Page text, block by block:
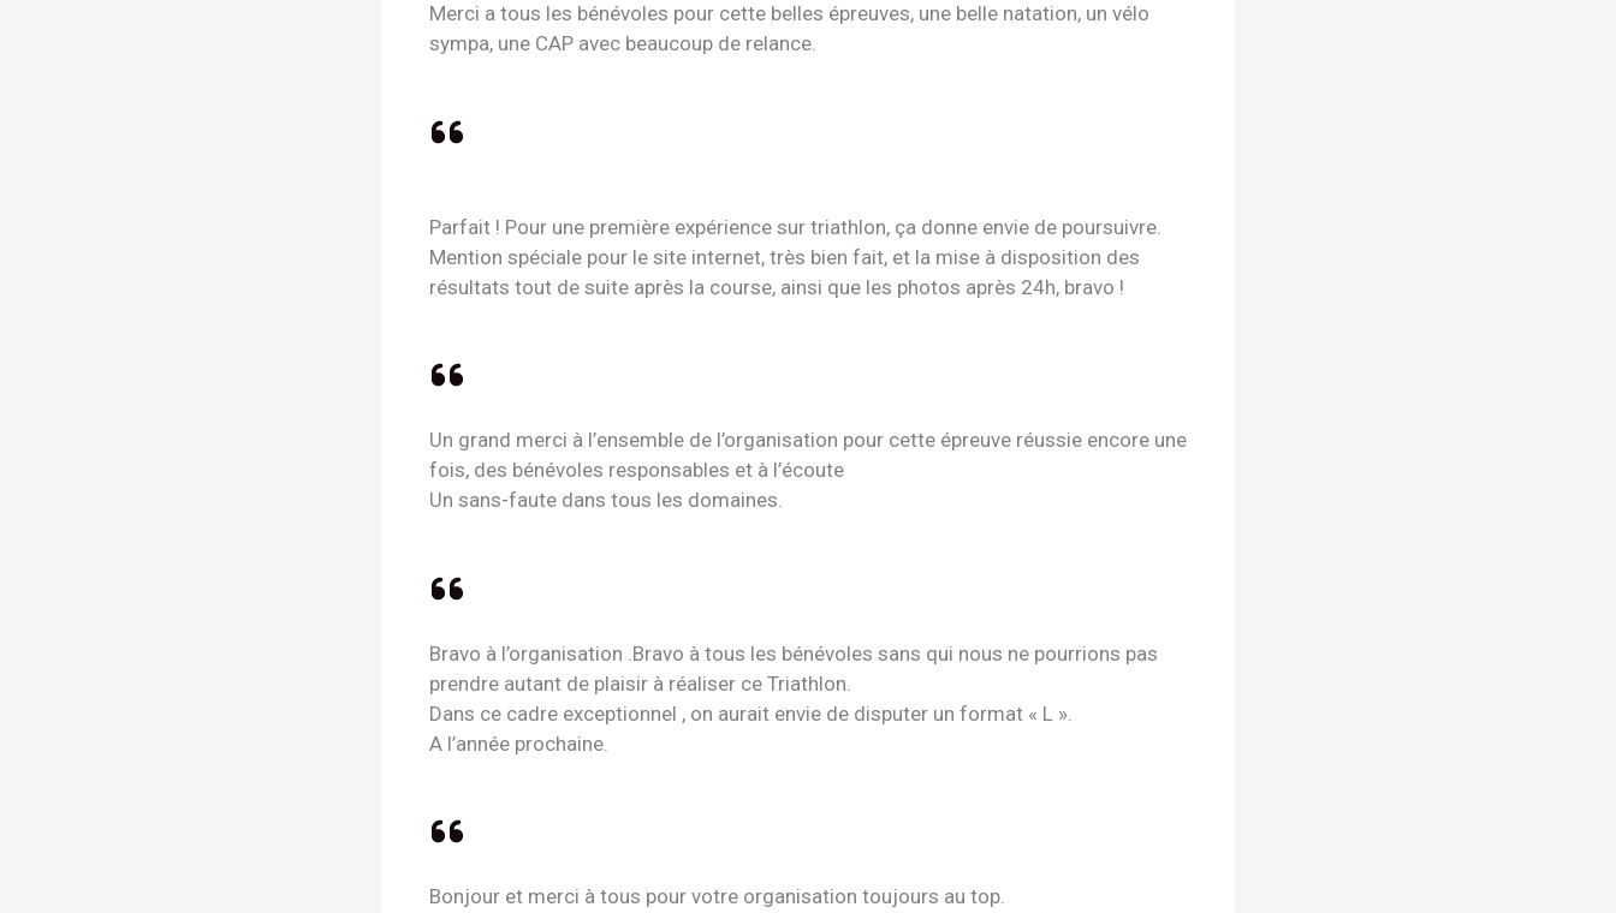
Merci a tous les bénévoles pour cette belles épreuves, une belle natation, un vélo
sympa, une CAP avec beaucoup de relance.
Parfait ! Pour une première expérience sur triathlon, ça donne envie de poursuivre.
Mention spéciale pour le site internet, très bien fait, et la mise à disposition des
résultats tout de suite après la course, ainsi que les photos après 24h, bravo !
Un grand merci à l’ensemble de l’organisation pour cette épreuve réussie encore une
fois, des bénévoles responsables et à l’écoute
Un sans-faute dans tous les domaines.
Bravo à l’organisation .Bravo à tous les bénévoles sans qui nous ne pourrions pas
prendre autant de plaisir à réaliser ce Triathlon.
Dans ce cadre exceptionnel , on aurait envie de disputer un format « L ».
A l’année prochaine.
Bonjour et merci à tous pour votre organisation toujours au top.